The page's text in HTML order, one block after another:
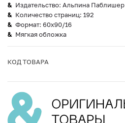
Издательство: Альпина Паблишер
Количество страниц: 192
Формат: 60x90/16
Мягкая обложка
КОД ТОВАРА